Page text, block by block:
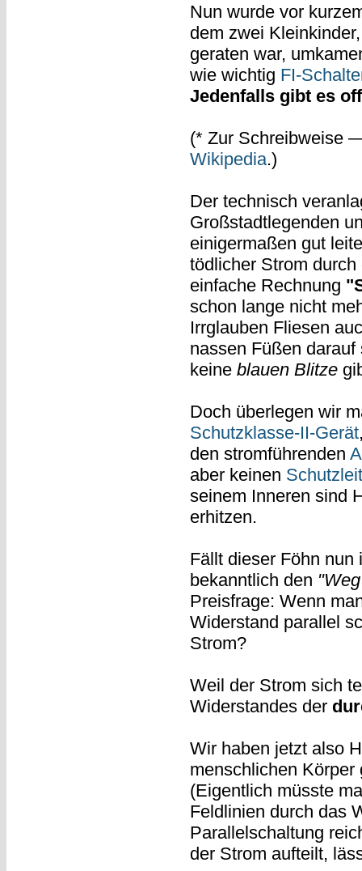
Nun wurde vor
dem zwei
geraten war,
wie wichtig FI-
Jedenfalls gibt es
(* Zur Schreibweise
Wikipedia.)
Der technisch
Großstadtlegenden
einigermaßen gut
tödlicher Strom
einfache Rechnung
schon lange nicht
Irrglauben Fliesen
nassen Füßen
keine blauen Blitze
Doch überlegen wir
Schutzklasse-II-Gerät
den stromführenden
aber keinen
seinem Inneren sind
erhitzen.
Fällt dieser Föhn
bekanntlich den
Preisfrage: Wenn
Widerstand parallel
Strom?
Weil der Strom sich
Widerstandes der
Wir haben jetzt also
menschlichen
(Eigentlich müsste
Feldlinien durch das
Parallelschaltung
der Strom aufteilt,